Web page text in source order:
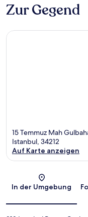
Zur Gegend
15 Temmuz Mah
Istanbul, 34212
Auf Karte anzeigen
In der Umgebung